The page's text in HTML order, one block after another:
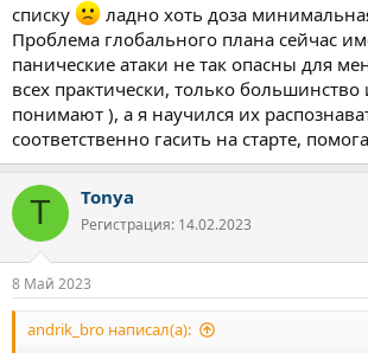
списку
ладно хоть доза
Проблема глобального плана сейчас
панические атаки не так опасны для
всех практически, только большинство
понимают ), а я научился их
соответственно гасить на старте,
T Tonya
Регистрация: 14.02.2023
8 Май 2023
andrik_bro написал(а):